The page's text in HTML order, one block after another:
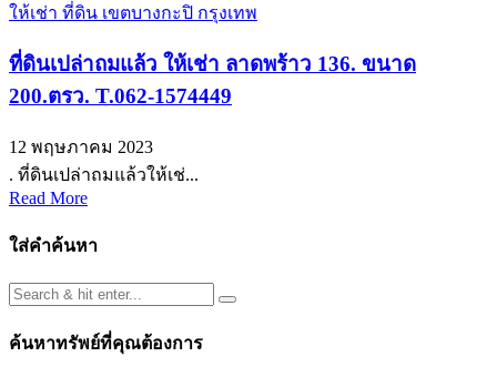
ให้เช่า ที่ดิน เขตบางกะปิ กรุงเทพ
ที่ดินเปล่าถมแล้ว ให้เช่า ลาดพร้าว 136. ขนาด
200.ตรว. T.062-1574449
12 พฤษภาคม 2023
. ที่ดินเปล่าถมแล้วให้เช่...
Read More
ใส่คำค้นหา
ค้นหาทรัพย์ที่คุณต้องการ